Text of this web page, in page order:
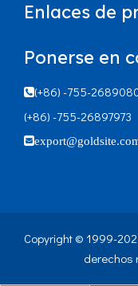
Enlaces de
Ponerse en
(+86) -755-
(+86) -755-26897973

Copyright © 1999-
derechos